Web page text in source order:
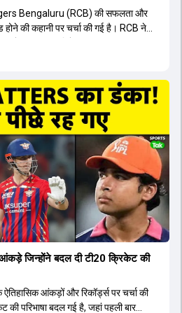
Bengaluru (RCB) की सफलता और
होने की कहानी पर चर्चा की गई है। RCB ने
करते हुए एक नया रिसेट बटन दबाया। टीम
Dinesh Karthik और एनालिस्ट
Krunal Pandya और Rasikh Salam
किया गया, जिन्होंने शानदार प्रदर्शन
की भूमिका में भी बदलाव देखा गया, जहां वह
ज्यादा जुड़े हुए नजर आते हैं। कप्तान Rajat
बहुत स्पष्ट रहा है। एनालिस्ट से लेकर
हैं, जिससे मैदान पर कोई कंफ्यूजन नहीं
सफलता हासिल की है।
जिन्होंने बदल दी टी20 क्रिकेट की
आंकड़ों और रिकॉर्ड्स पर चर्चा की
परिभाषा बदल गई है, जहां पहली बार